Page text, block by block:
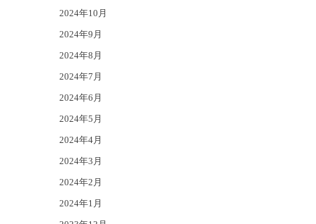
2024年10月
2024年9月
2024年8月
2024年7月
2024年6月
2024年5月
2024年4月
2024年3月
2024年2月
2024年1月